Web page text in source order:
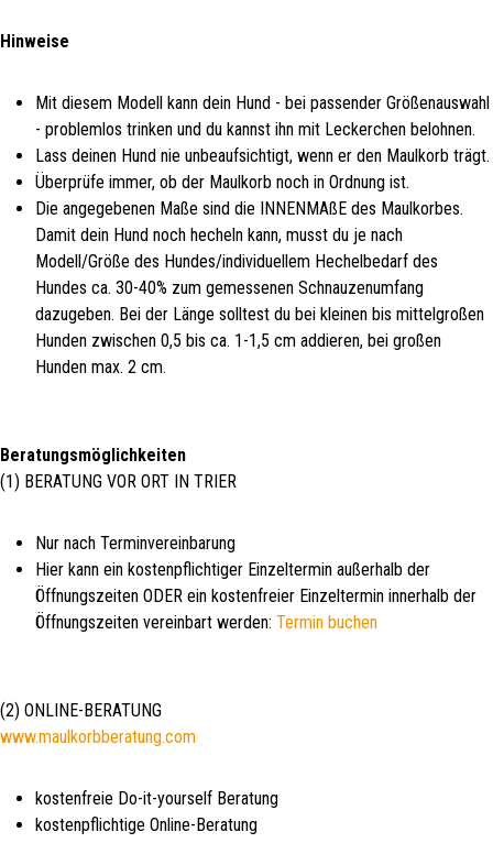
Hinweise
Mit diesem Modell kann dein Hund - bei passender Größenauswahl
- problemlos trinken und du kannst ihn mit Leckerchen belohnen.
Lass deinen Hund nie unbeaufsichtigt, wenn er den Maulkorb trägt.
Überprüfe immer, ob der Maulkorb noch in Ordnung ist.
Die angegebenen Maße sind die INNENMAßE des Maulkorbes.
Damit dein Hund noch hecheln kann, musst du je nach
Modell/Größe des Hundes/individuellem Hechelbedarf des
Hundes ca. 30-40% zum gemessenen Schnauzenumfang
dazugeben. Bei der Länge solltest du bei kleinen bis mittelgroßen
Hunden zwischen 0,5 bis ca. 1-1,5 cm addieren, bei großen
Hunden max. 2 cm.
Beratungsmöglichkeiten
(1) BERATUNG VOR ORT IN TRIER
Nur nach Terminvereinbarung
Hier kann ein kostenpflichtiger Einzeltermin außerhalb der
Öffnungszeiten ODER ein kostenfreier Einzeltermin innerhalb der
Öffnungszeiten vereinbart werden: Termin buchen
(2) ONLINE-BERATUNG
www.maulkorbberatung.com
kostenfreie Do-it-yourself Beratung
kostenpflichtige Online-Beratung